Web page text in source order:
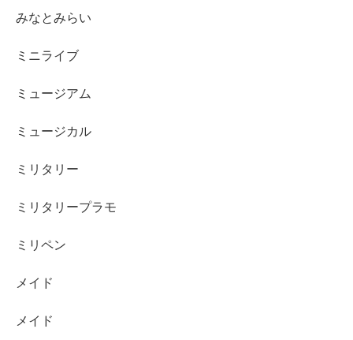
みなとみらい
ミニライブ
ミュージアム
ミュージカル
ミリタリー
ミリタリープラモ
ミリペン
メイド
メイド